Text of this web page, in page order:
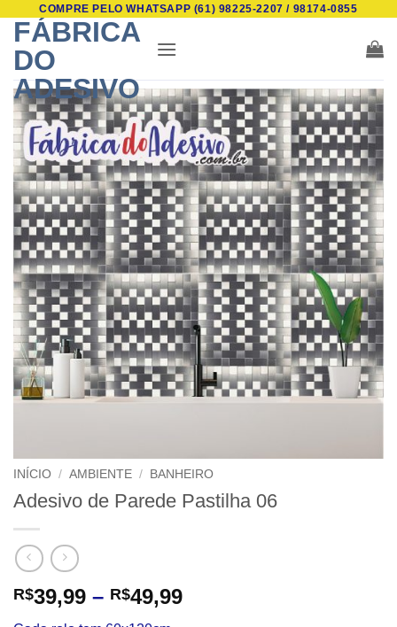
content
COMPRE PELO WHATSAPP (61) 98225-2207 / 98174-0855
FÁBRICA
DO
ADESIVO
INÍCIO / AMBIENTE / BANHEIRO
Adesivo de Parede Pastilha 06
R$39,99 – R$49,99Faixa